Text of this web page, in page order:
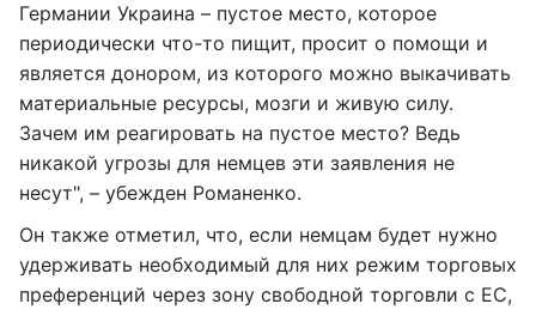
Германии Украина – пустое место, которое
периодически что-то пищит, просит о помощи и
является донором, из которого можно выкачивать
материальные ресурсы, мозги и живую силу.
Зачем им реагировать на пустое место? Ведь
никакой угрозы для немцев эти заявления не
несут", – убежден Романенко.
Он также отметил, что, если немцам будет нужно
удерживать необходимый для них режим торговых
преференций через зону свободной торговли с ЕС,